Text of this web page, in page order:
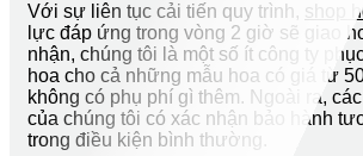
Với sự liên tục cải tiến quy trình, shop
lực đáp ứng trong vòng 2 giờ sẽ giao
nhận, chúng tôi là một số ít công ty
hoa cho cả những mẫu hoa có giá từ
không có phụ phí gì thêm. Ngoài ra,
của chúng tôi có xác nhận bảo hành
trong điều kiện bình thường.